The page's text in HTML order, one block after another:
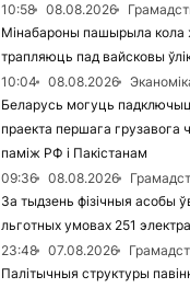
10:58
08.08.2026
Мінабароны пашырыла кола
трапляюць пад вайсковы
10:04
08.08.2026
Беларусь могуць
праекта першага грузавога
паміж РФ і Пакістанам
09:36
08.08.2026
За тыдзень фізічныя асобы
льготных умовах 251
23:48
07.08.2026
Палітычныя структуры